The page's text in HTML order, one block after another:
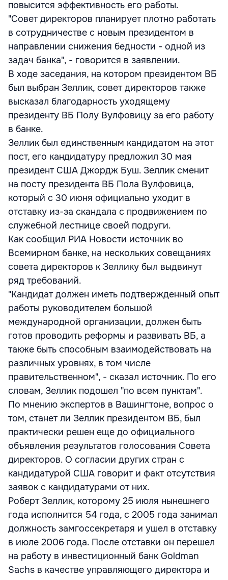
повысится эффективность его работы.
"Совет директоров планирует плотно работать
в сотрудничестве с новым президентом в
направлении снижения бедности - одной из
задач банка", - говорится в заявлении.
В ходе заседания, на котором президентом ВБ
был выбран Зеллик, совет директоров также
высказал благодарность уходящему
президенту ВБ Полу Вулфовицу за его работу
в банке.
Зеллик был единственным кандидатом на этот
пост, его кандидатуру предложил 30 мая
президент США Джордж Буш. Зеллик сменит
на посту президента ВБ Пола Вулфовица,
который с 30 июня официально уходит в
отставку из-за скандала с продвижением по
служебной лестнице своей подруги.
Как сообщил РИА Новости источник во
Всемирном банке, на нескольких совещаниях
совета директоров к Зеллику был выдвинут
ряд требований.
"Кандидат должен иметь подтвержденный опыт
работы руководителем большой
международной организации, должен быть
готов проводить реформы и развивать ВБ, а
также быть способным взаимодействовать на
различных уровнях, в том числе
правительственном", - сказал источник. По его
словам, Зеллик подошел "по всем пунктам".
По мнению экспертов в Вашингтоне, вопрос о
том, станет ли Зеллик президентом ВБ, был
практически решен еще до официального
объявления результатов голосования Совета
директоров. О согласии других стран с
кандидатурой США говорит и факт отсутствия
заявок с кандидатурами от них.
Роберт Зеллик, которому 25 июля нынешнего
года исполнится 54 года, с 2005 года занимал
должность замгоссекретаря и ушел в отставку
в июле 2006 года. После отставки он перешел
на работу в инвестиционный банк Goldman
Sachs в качестве управляющего директора и